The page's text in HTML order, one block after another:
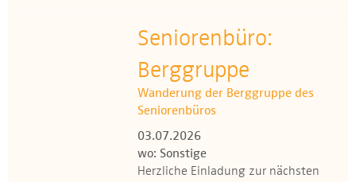
OEZ
Wissenswertes
Medien
Kontakt
Seniorenbüro:
Berggruppe
Wanderung der Berggruppe des
Seniorenbüros
03.07.2026
wo: Sonstige
Herzliche Einladung zur nächsten